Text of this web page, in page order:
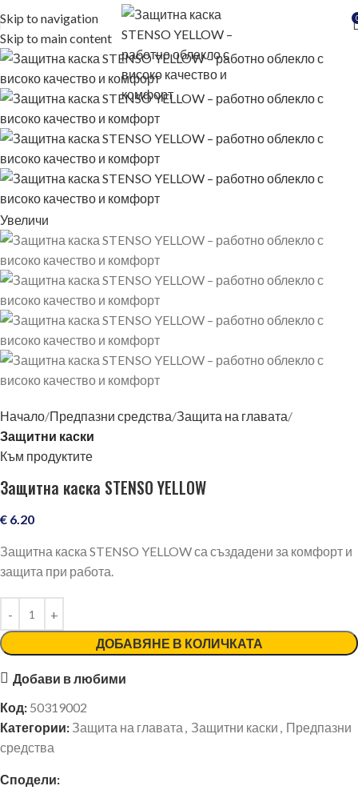
Skip to navigation
Skip to main content
Увеличи
Начало Предпазни средства Защита на главата
Защитни каски
Към продуктите
Защитна каска STENSO YELLOW
€ 6.20
Защитна каска STENSO YELLOW са създадени за комфорт и
защита при работа.
ДОБАВЯНЕ В КОЛИЧКАТА
Добави в любими
Код: 50319002
Категории: Защита на главата , Защитни каски , Предпазни
средства
Сподели: